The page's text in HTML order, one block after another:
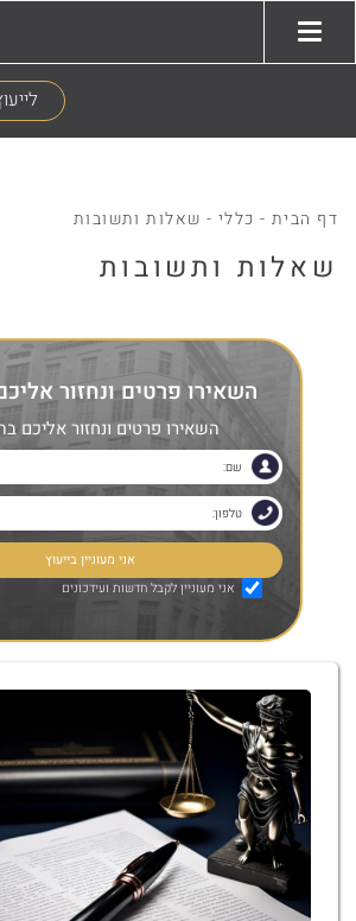
דף הבית - כללי - שאלות ותשובות
שאלות ותשובות
השאירו פרטים ונחזור
השאירו פרטים ונחזור אליכם
אני מעוניין לקבל חדשות ועידכונים